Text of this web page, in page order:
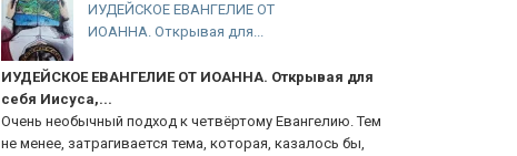
ИУДЕЙСКОЕ ЕВАНГЕЛИЕ ОТ
ИОАННА. Открывая для...
ИУДЕЙСКОЕ ЕВАНГЕЛИЕ ОТ ИОАННА. Открывая для
себя Иисуса,...
Очень необычный подход к четвёртому Евангелию. Тем
не менее, затрагивается тема, которая, казалось бы,